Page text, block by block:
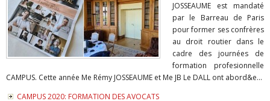
JOSSEAUME est mandaté
par le Barreau de Paris
pour former ses confrères
au droit routier dans le
cadre des journées de
formation profesionnelle
CAMPUS. Cette année Me Rémy JOSSEAUME et Me JB Le DALL ont abord&e...
CAMPUS 2020: FORMATION DES AVOCATS